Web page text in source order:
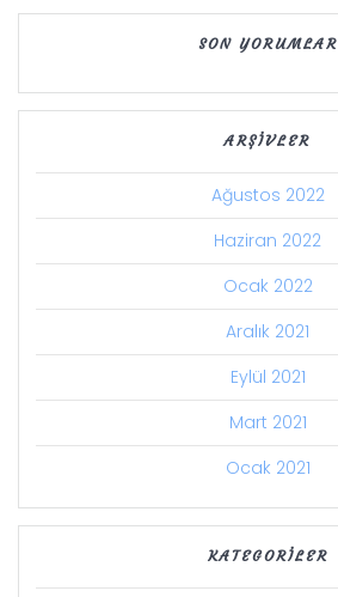
SON YORUMLAR
ARŞIVLER
Ağustos 2022
Haziran 2022
Ocak 2022
Aralık 2021
Eylül 2021
Mart 2021
Ocak 2021
KATEGORILER